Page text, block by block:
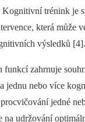
trénink je
která může
výsledků [4].
zahrnuje
jednu nebo více
jedné
na udržování